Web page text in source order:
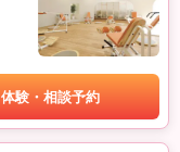
体験・相談予約